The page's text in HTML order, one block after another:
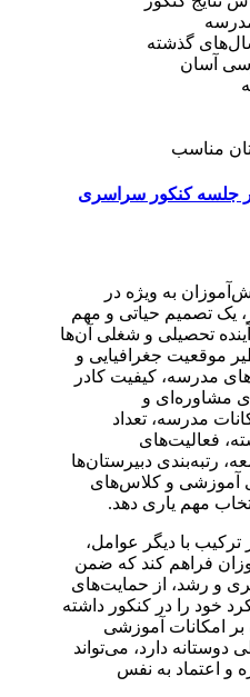
گذشته
آسان
مناسب
جلسه کنکور سراسری
به ویژه در
یک تصمیم حیاتی و مهم
تحصیلی و شغلی آن‌ها
موقعیت جغرافیایی و
مدرسه، کیفیت کادر
مشاوره‌ای و
مدرسه، تعداد
فعالیت‌های
رتبه‌بندی دبیرستان‌ها
آموزشی و کلاس‌های
مهم یاری دهد.
ترکیب با دیگر عوامل،
فراهم کند که ضمن
و رشد، از حمایت‌های
خود را در کنکور داشته
بر امکانات آموزشی
دارد، می‌تواند
و اعتماد به نفس